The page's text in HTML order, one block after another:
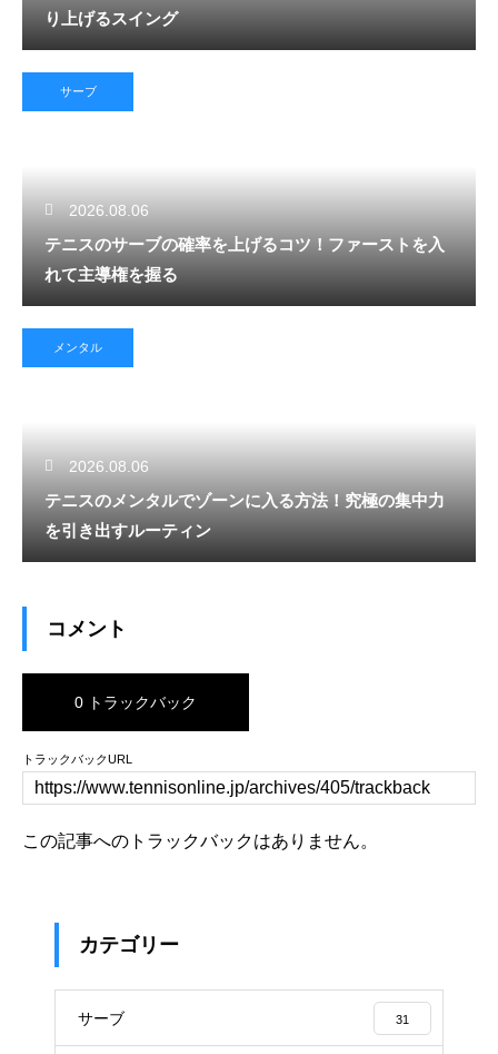
り上げるスイング
サーブ
2026.08.06
テニスのサーブの確率を上げるコツ！ファーストを入
れて主導権を握る
メンタル
2026.08.06
テニスのメンタルでゾーンに入る方法！究極の集中力
を引き出すルーティン
コメント
0 トラックバック
トラックバックURL
この記事へのトラックバックはありません。
カテゴリー
サーブ 31